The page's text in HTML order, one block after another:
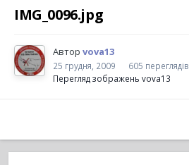
IMG_0096.jpg
Автор vova13
25 грудня, 2009
605 переглядів
Перегляд зображень vova13